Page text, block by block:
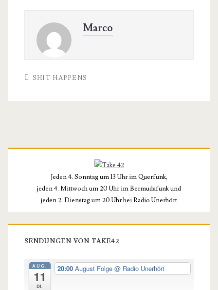
Marco
SHIT HAPPENS
Primäre
Seitenleiste
Jeden 4. Sonntag um 13 Uhr im Querfunk,
jeden 4. Mittwoch um 20 Uhr im Bermudafunk und
jeden 2. Dienstag um 20 Uhr bei Radio Unerhört
SENDUNGEN VON TAKE42
AUG.
11
Di.
20:00August Folge@ Radio Unerhört